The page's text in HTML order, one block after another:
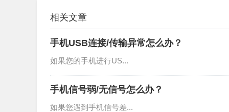
相关文章
手机USB连接/传输异常怎么办？
如果您的手机进行US...
手机信号弱/无信号怎么办？
如果您遇到手机信号差...